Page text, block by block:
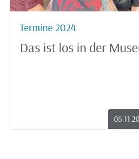
Termine 2024
Das ist los in der